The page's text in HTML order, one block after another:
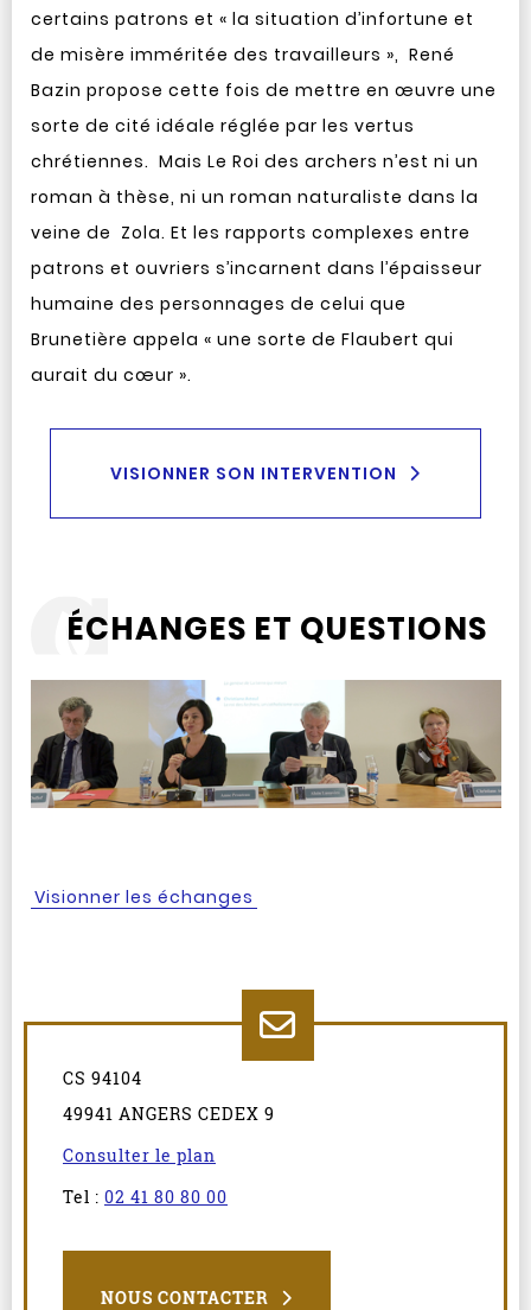
CS 94104
49941 ANGERS CEDEX 9
Consulter le plan
Tel : 02 41 80 80 00
NOUS CONTACTER
certains patrons et « la situation d’infortune et
de misère imméritée des travailleurs », René
Bazin propose cette fois de mettre en œuvre une
sorte de cité idéale réglée par les vertus
chrétiennes. Mais Le Roi des archers n’est ni un
roman à thèse, ni un roman naturaliste dans la
veine de Zola. Et les rapports complexes entre
patrons et ouvriers s’incarnent dans l’épaisseur
humaine des personnages de celui que
Brunetière appela « une sorte de Flaubert qui
aurait du cœur ».
VISIONNER SON INTERVENTION
ÉCHANGES ET QUESTIONS
Visionner les échanges